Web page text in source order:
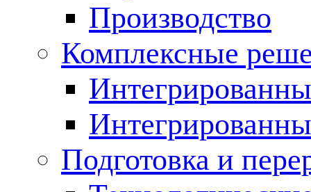
Производство
Комплексные
Подготовка и